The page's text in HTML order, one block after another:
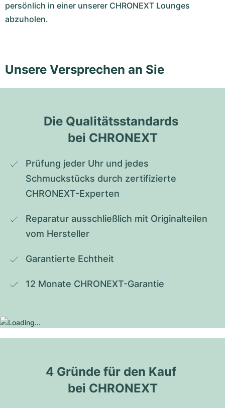
persönlich in einer unserer CHRONEXT Lounges
abzuholen.
Unsere Versprechen an Sie
Die Qualitätsstandards
bei CHRONEXT
Prüfung jeder Uhr und jedes
Schmuckstücks durch zertifizierte
CHRONEXT-Experten
Reparatur ausschließlich mit Originalteilen
vom Hersteller
Garantierte Echtheit
12 Monate CHRONEXT-Garantie
4 Gründe für den Kauf
bei CHRONEXT